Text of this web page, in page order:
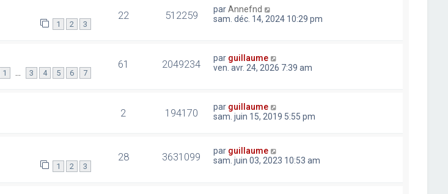
1 2 3
22 512259 parAnnefnd
sam. déc. 14, 2024 10:29 pm
1 … 3 4 5 6 7
61 2049234 par guillaume
ven. avr. 24, 2026 7:39 am
2 194170 par guillaume
sam. juin 15, 2019 5:55 pm
1 2 3
28 3631099 par guillaume
sam. juin 03, 2023 10:53 am